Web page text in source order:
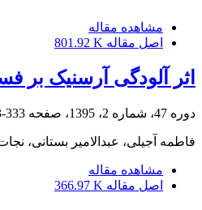
مشاهده مقاله
اصل مقاله 801.92 K
اثر آلودگی آرسنیک
دوره 47، شماره 2، 1395، صفحه 333-343
فاطمه آجیلی، عبدالامیر بستانی،
مشاهده مقاله
اصل مقاله 366.97 K